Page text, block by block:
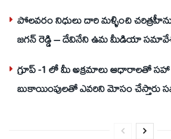
పోలవరం నిధులు దారి మళ్ళించి
జగన్ రెడ్డి – దేవినేని ఉమ మీడియా
గ్రూప్ -1 లో మీ అక్రమాలు ఆధారాలతో
బుకాయింపులతో ఎవరిని మోసం చేస్తారు